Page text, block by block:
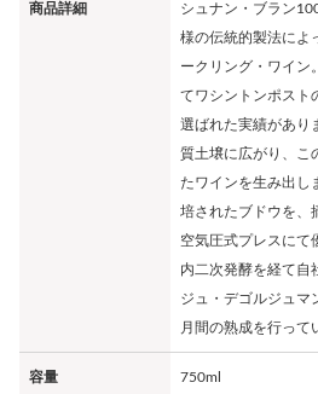
商品詳細
シュナン・ブラン
様の伝統的製法によ
ークリング・ワイン
てワシントンポスト
選ばれた実績があり
質土壌に広がり、こ
たワインを生み出し
培されたブドウを、
空気圧式プレスにて
内二次発酵を経て自
ジュ・デゴルジュマ
月間の熟成を行って
容量 750ml